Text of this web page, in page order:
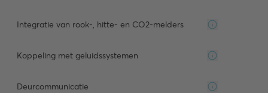
Integratie van rook-, hitte- en CO2-melders
Koppeling met geluidssystemen
Deurcommunicatie